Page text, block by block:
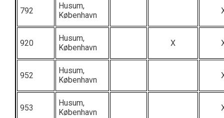
792
Husum,
København
920
Husum,
København
X
952
Husum,
København
953
Husum,
København